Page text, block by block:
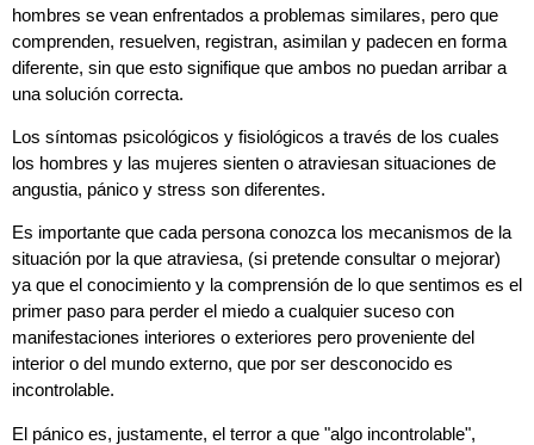
hombres se vean enfrentados a problemas similares, pero que
comprenden, resuelven, registran, asimilan y padecen en forma
diferente, sin que esto signifique que ambos no puedan arribar a
una solución correcta.
Los síntomas psicológicos y fisiológicos a través de los cuales
los hombres y las mujeres sienten o atraviesan situaciones de
angustia, pánico y stress son diferentes.
Es importante que cada persona conozca los mecanismos de la
situación por la que atraviesa, (si pretende consultar o mejorar)
ya que el conocimiento y la comprensión de lo que sentimos es el
primer paso para perder el miedo a cualquier suceso con
manifestaciones interiores o exteriores pero proveniente del
interior o del mundo externo, que por ser desconocido es
incontrolable.
El pánico es, justamente, el terror a que "algo incontrolable",